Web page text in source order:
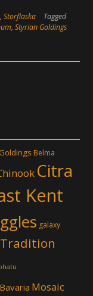
, Storflaska
Tagged
, Styrian Goldings
Belma
Citra
Kent
galaxy
Mosaic